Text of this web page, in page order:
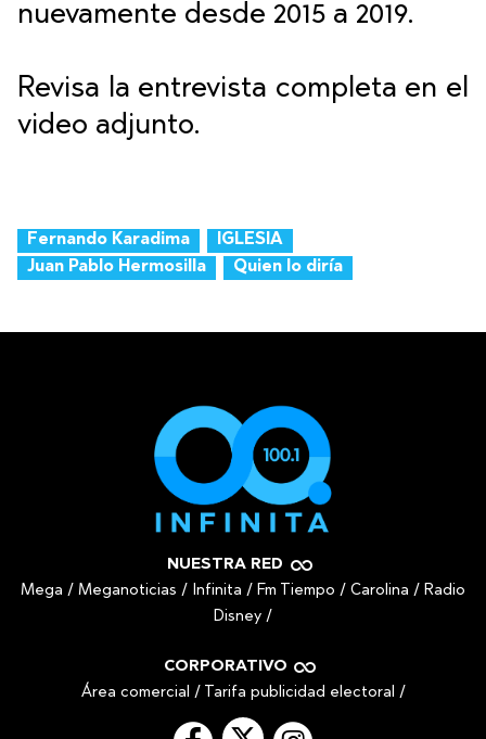
nuevamente desde 2015 a 2019.
Revisa la entrevista completa en el
video adjunto.
Fernando Karadima
IGLESIA
Juan Pablo Hermosilla
Quien lo diría
NUESTRA RED
Mega / Meganoticias / Infinita / Fm Tiempo / Carolina / Radio
Disney /
CORPORATIVO
Área comercial / Tarifa publicidad electoral /